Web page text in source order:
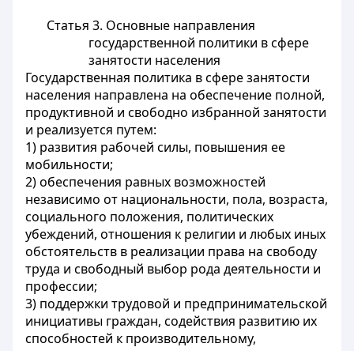
Статья 3. Основные направления
государственной политики в сфере
занятости населения
Государственная политика в сфере занятости
населения направлена на обеспечение полной,
продуктивной и свободно избранной занятости
и реализуется путем:
1) развития рабочей силы, повышения ее
мобильности;
2) обеспечения равных возможностей
независимо от национальности, пола, возраста,
социального положения, политических
убеждений, отношения к религии и любых иных
обстоятельств в реализации права на свободу
труда и свободный выбор рода деятельности и
профессии;
3) поддержки трудовой и предпринимательской
инициативы граждан, содействия развитию их
способностей к производительному,